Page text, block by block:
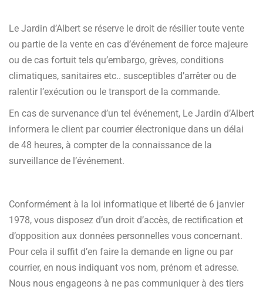
Le Jardin d’Albert se réserve le droit de résilier toute vente
ou partie de la vente en cas d’événement de force majeure
ou de cas fortuit tels qu’embargo, grèves, conditions
climatiques, sanitaires etc.. susceptibles d’arrêter ou de
ralentir l’exécution ou le transport de la commande.
En cas de survenance d’un tel événement, Le Jardin d’Albert
informera le client par courrier électronique dans un délai
de 48 heures, à compter de la connaissance de la
surveillance de l’événement.
Conformément à la loi informatique et liberté de 6 janvier
1978, vous disposez d’un droit d’accès, de rectification et
d’opposition aux données personnelles vous concernant.
Pour cela il suffit d’en faire la demande en ligne ou par
courrier, en nous indiquant vos nom, prénom et adresse.
Nous nous engageons à ne pas communiquer à des tiers